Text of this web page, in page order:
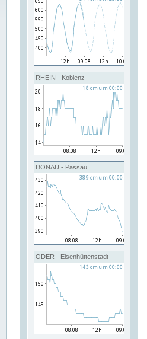
RHEIN - Koblenz
DONAU - Passau
ODER - Eisenhüttenstadt